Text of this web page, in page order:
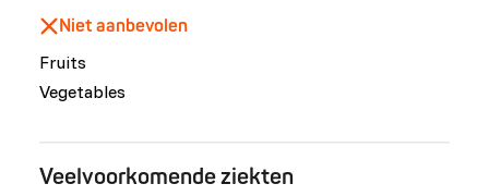
Niet aanbevolen
Fruits
Vegetables
Veelvoorkomende ziekten